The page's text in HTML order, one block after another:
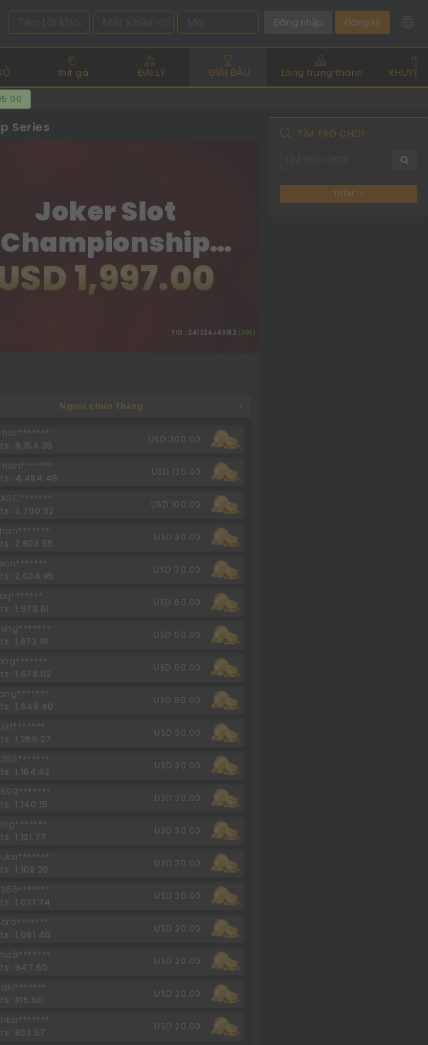
Đăng nhập Đăng ký
thịt gà ĐẠI LÝ GIẢI ĐẤU Lòng trung thành
Series
TID : 241224J40012 (906)
Joker Slot
Championship
Series
1,997.00
Người chiến thắng
9,154.35
USD 300.00
4,484.45
USD 135.00
3,790.92
USD 100.00
2,808.55
USD 80.00
2,624.85
USD 70.00
1,973.61
USD 60.00
1,872.19
USD 50.00
1,678.02
USD 50.00
1,648.40
USD 50.00
1,266.27
USD 30.00
1,164.62
USD 30.00
1,140.15
USD 30.00
1,121.77
USD 30.00
1,108.20
USD 30.00
1,071.74
USD 30.00
1,061.40
USD 20.00
947.60
USD 20.00
815.50
USD 20.00
803.57
USD 20.00
TÌM TRÒ CHƠI
THÊM